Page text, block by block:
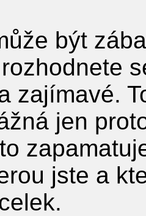
být
zajímavé.
jen
jste a